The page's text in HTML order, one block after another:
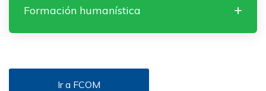
Formación humanística
Ir a FCOM